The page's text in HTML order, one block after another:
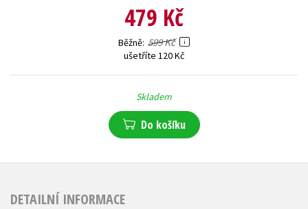
479 Kč
Běžně 599 Kč
ušetříte 120 Kč
Skladem
Do košíku
DETAILNÍ INFORMACE